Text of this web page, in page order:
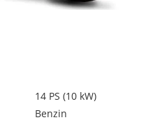
14 PS (10 kW)
Benzin